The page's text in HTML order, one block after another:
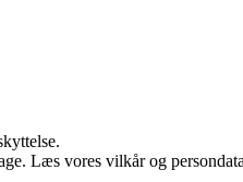
Læs vores vilkår og